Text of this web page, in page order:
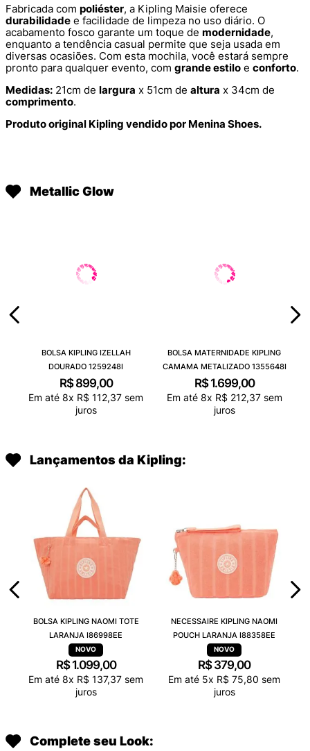
Fabricada com poliéster, a Kipling Maisie oferece
durabilidade e facilidade de limpeza no uso diário. O
acabamento fosco garante um toque de modernidade,
enquanto a tendência casual permite que seja usada em
diversas ocasiões. Com esta mochila, você estará sempre
pronto para qualquer evento, com grande estilo e conforto.
Medidas: 21cm de largura x 51cm de altura x 34cm de
comprimento.
Produto original Kipling vendido por Menina Shoes.
Metallic Glow
BOLSA KIPLING IZELLAH
DOURADO 1259248I
R$ 899,00
Em até 8x R$ 112,37 sem
juros
BOLSA MATERNIDADE KIPLING
CAMAMA METALIZADO 1355648I
R$ 1.699,00
Em até 8x R$ 212,37sem
juros
Lançamentos da Kipling:
BOLSA KIPLING NAOMI TOTE
LARANJA I86998EE
R$ 1.099,00
Em até 8x R$ 137,37 sem
juros
NECESSAIRE KIPLING NAOMI
POUCH LARANJA I88358EE
R$ 379,00
Em até 5x R$ 75,80 sem
juros
Complete seu Look: